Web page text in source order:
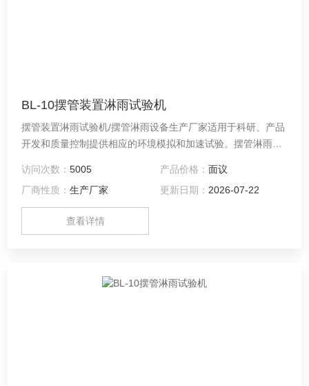
BL-10摆管装置淋雨试验机
摆管装置淋雨试验机/摆管淋雨设备生产厂家适用于科研、产品
开发和质量控制提供相应的环境模拟和加速试验。摆管淋雨试
行人工模拟淋雨试验。用来考核和确定电工、电子产品外壳和
密封件在水试验后或在试验期间能否保证设备和元件良好的工
作性能。
访问次数：5005 产品价格： 面议
厂商性质：生产厂家 更新日期： 2026-07-22
查看详情